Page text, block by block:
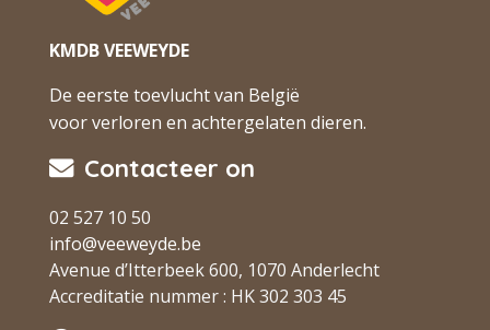
KMDB VEEWEYDE
De eerste toevlucht van België
voor verloren en achtergelaten dieren.
Contacteer on
02 527 10 50
info@veeweyde.be
Avenue d’Itterbeek 600, 1070 Anderlecht
Accreditatie nummer : HK 302 303 45